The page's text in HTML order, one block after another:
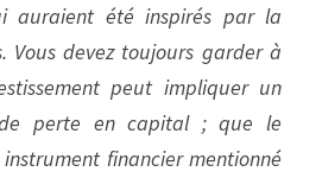
auraient été inspirés par la
Vous devez toujours garder à
peut impliquer un
perte en capital ; que le
financier mentionné